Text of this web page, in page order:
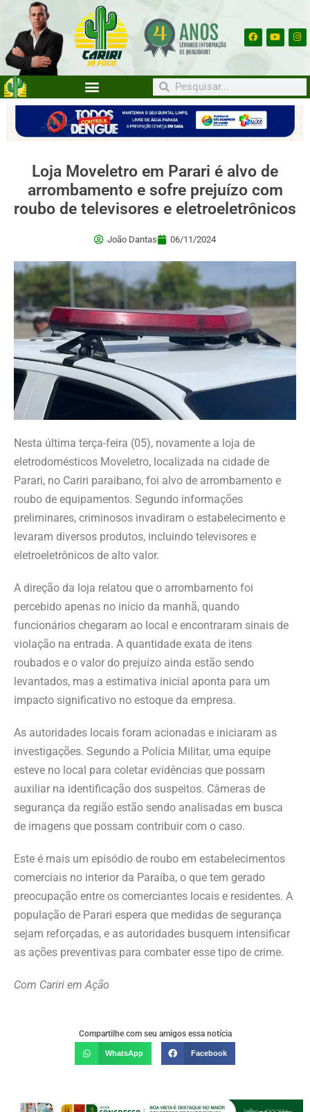
Loja Moveletro em Parari é alvo de
arrombamento e sofre prejuízo com
roubo de televisores e eletroeletrônicos
João Dantas 06/11/2024
Nesta última terça-feira (05), novamente a loja de
eletrodomésticos Moveletro, localizada na cidade de
Parari, no Cariri paraibano, foi alvo de arrombamento e
roubo de equipamentos. Segundo informações
preliminares, criminosos invadiram o estabelecimento e
levaram diversos produtos, incluindo televisores e
eletroeletrônicos de alto valor.
A direção da loja relatou que o arrombamento foi
percebido apenas no início da manhã, quando
funcionários chegaram ao local e encontraram sinais de
violação na entrada. A quantidade exata de itens
roubados e o valor do prejuízo ainda estão sendo
levantados, mas a estimativa inicial aponta para um
impacto significativo no estoque da empresa.
As autoridades locais foram acionadas e iniciaram as
investigações. Segundo a Polícia Militar, uma equipe
esteve no local para coletar evidências que possam
auxiliar na identificação dos suspeitos. Câmeras de
segurança da região estão sendo analisadas em busca
de imagens que possam contribuir com o caso.
Este é mais um episódio de roubo em estabelecimentos
comerciais no interior da Paraíba, o que tem gerado
preocupação entre os comerciantes locais e residentes. A
população de Parari espera que medidas de segurança
sejam reforçadas, e as autoridades busquem intensificar
as ações preventivas para combater esse tipo de crime.
Com Cariri em Ação
Compartilhe com seu amigos essa notícia
WhatsApp Facebook